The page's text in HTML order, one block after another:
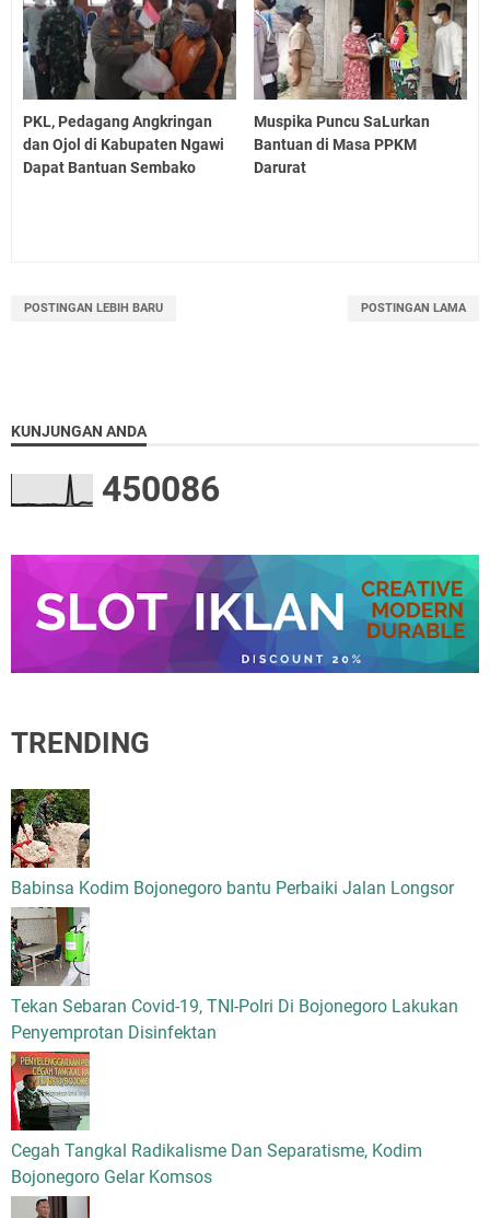
PKL, Pedagang Angkringan
dan Ojol di Kabupaten Ngawi
Dapat Bantuan Sembako
Muspika Puncu SaLurkan
Bantuan di Masa PPKM
Darurat
POSTINGAN LEBIH BARU POSTINGAN LAMA
KUNJUNGAN ANDA
450086
TRENDING
Babinsa Kodim Bojonegoro bantu Perbaiki Jalan Longsor
Tekan Sebaran Covid-19, TNI-Polri Di Bojonegoro Lakukan
Penyemprotan Disinfektan
Cegah Tangkal Radikalisme Dan Separatisme, Kodim
Bojonegoro Gelar Komsos